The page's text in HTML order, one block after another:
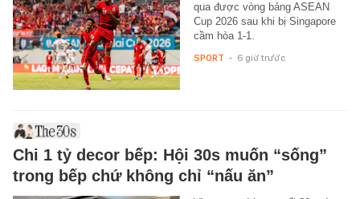
qua được vòng bảng ASEAN
Cup 2026 sau khi bị Singapore
cầm hòa 1-1.
SPORT - 6 giờ trước
Chi 1 tỷ decor bếp: Hội 30s muốn “sống”
trong bếp chứ không chỉ “nấu ăn”